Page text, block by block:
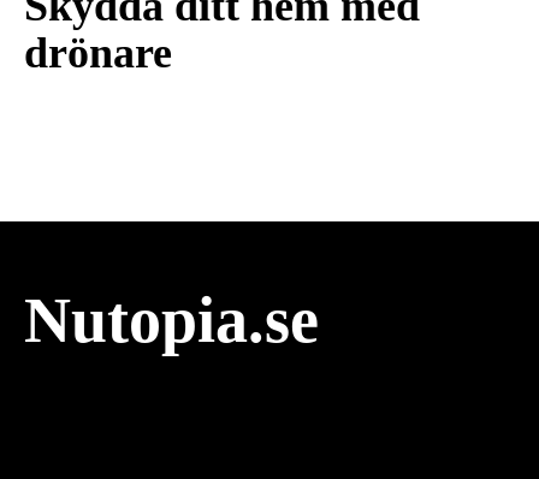
drönare
Nutopia.se